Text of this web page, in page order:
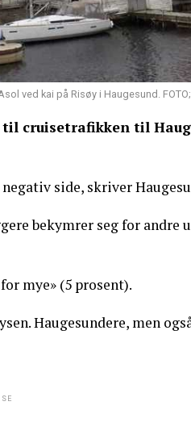
ved kai på Risøy i Haugesund.
cruisetrafikken til
side, skriver
bekymrer seg for andre
mye» (5 prosent).
Haugesundere, men